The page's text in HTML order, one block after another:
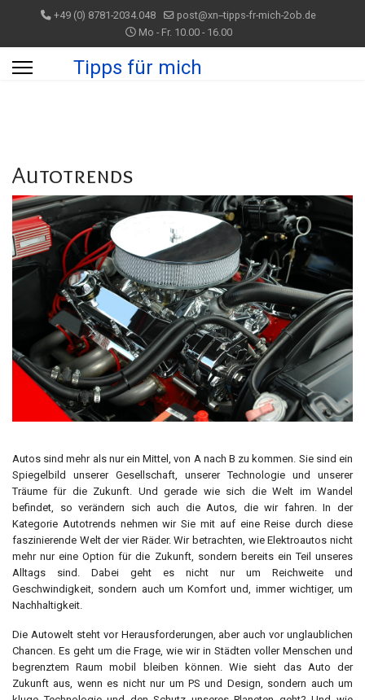
+49 (0) 8781-2034.048
post@xn--tipps-fr-mich-2ob.de
Mo - Fr. 10.00 - 16.00
Tipps für mich
Autotrends
Autos sind mehr als nur ein Mittel, von A nach B zu kommen. Sie sind ein
Spiegelbild unserer Gesellschaft, unserer Technologie und unserer
Träume für die Zukunft. Und gerade wie sich die Welt im Wandel
befindet, so verändern sich auch die Autos, die wir fahren. In der
Kategorie Autotrends nehmen wir Sie mit auf eine Reise durch diese
faszinierende Welt der vier Räder. Wir betrachten, wie Elektroautos nicht
mehr nur eine Option für die Zukunft, sondern bereits ein Teil unseres
Alltags sind. Dabei geht es nicht nur um Reichweite und
Geschwindigkeit, sondern auch um Komfort und, immer wichtiger, um
Nachhaltigkeit.
Die Autowelt steht vor Herausforderungen, aber auch vor unglaublichen
Chancen. Es geht um die Frage, wie wir in Städten voller Menschen und
begrenztem Raum mobil bleiben können. Wie sieht das Auto der
Zukunft aus, wenn es nicht nur um PS und Design, sondern auch um